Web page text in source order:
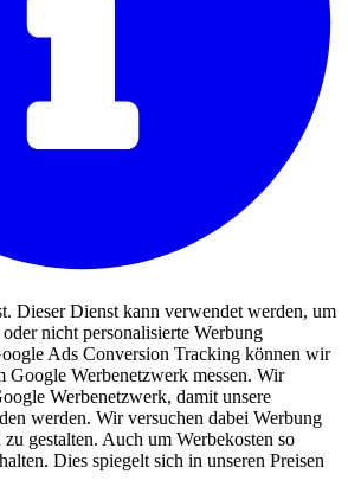
Dieser Dienst kann verwendet werden, um
nicht personalisierte Werbung
Ads Conversion Tracking können wir
Google Werbenetzwerk messen. Wir
Werbenetzwerk, damit unsere
werden. Wir versuchen dabei Werbung
gestalten. Auch um Werbekosten so
Dies spiegelt sich in unseren Preisen